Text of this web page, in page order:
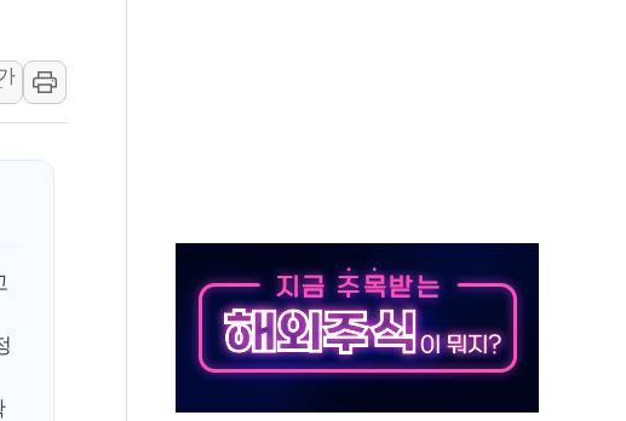
서더 2기 모집…지역 크리에이터 확대
력수급 이상무"…김회천 사장, 원전 현장점검